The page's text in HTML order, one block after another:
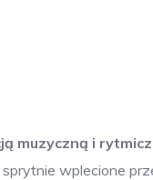
muzyczną i
wplecione